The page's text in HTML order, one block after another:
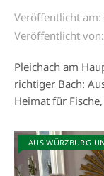
Veröffentlicht am:
Veröffentlicht von:
Pleichach am
richtiger Bach:
Heimat für
AUS WÜRZBURG